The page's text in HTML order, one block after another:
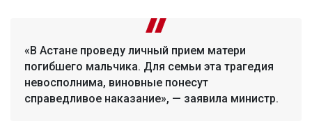
«В Астане проведу личный прием матери
погибшего мальчика. Для семьи эта трагедия
невосполнима, виновные понесут
справедливое наказание», — заявила министр.